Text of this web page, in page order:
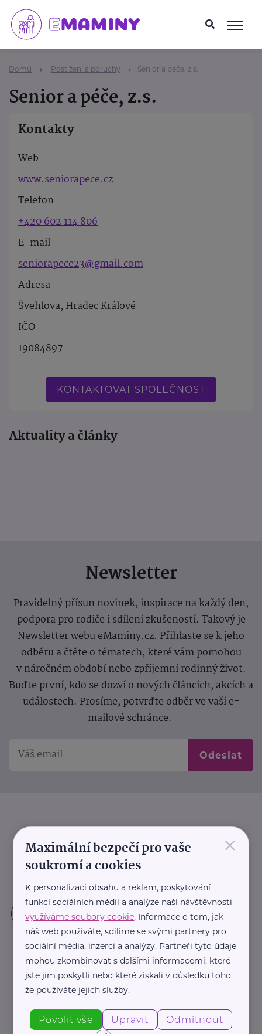
Domů Postižení a poruchy Senior a péče, z.s.
Senior a péče, z.s.
Kontakty
Web
www.seniorapece.cz
Telefon
+420 602 114 806
E-mail
seniorapece23@gmail.com
Adresa
Švehlova, Hradec Králové
IČO
19084897
KONTAKTOVAT SPOLEČNOST
Aktuality a články
Newsletter
Pravidelný přísun novinek, inspirace na každý den,
podpora pro rodiče i sdílení zkušeností. Takový je
Newsletter webu eMaminy.cz. Přihlaste se k jeho
odběru a čtěte o tématech, které vám pomohou
v náročném období nebo zpříjemní rodinný život.
Buďte první, kdo se dozví o nových článcích, akcích a
událostech. Prosíme, potvrďte odběr ve vaší e-
mailové schránce.
Odeslat
×
Maximální bezpečí pro vaše
soukromí a cookies
K personalizaci obsahu a reklam, poskytování
funkcí sociálních médií a analýze naší návštěvnosti
využíváme soubory cookie. Informace o tom, jak
náš web používáte, sdílíme se svými partnery pro
sociální média, inzerci a analýzy. Partneři tyto údaje
mohou zkombinovat s dalšími informacemi, které
jste jim poskytli nebo které získali v důsledku toho,
že používáte jejich služby.
Povolit vše Upravit Odmítnout